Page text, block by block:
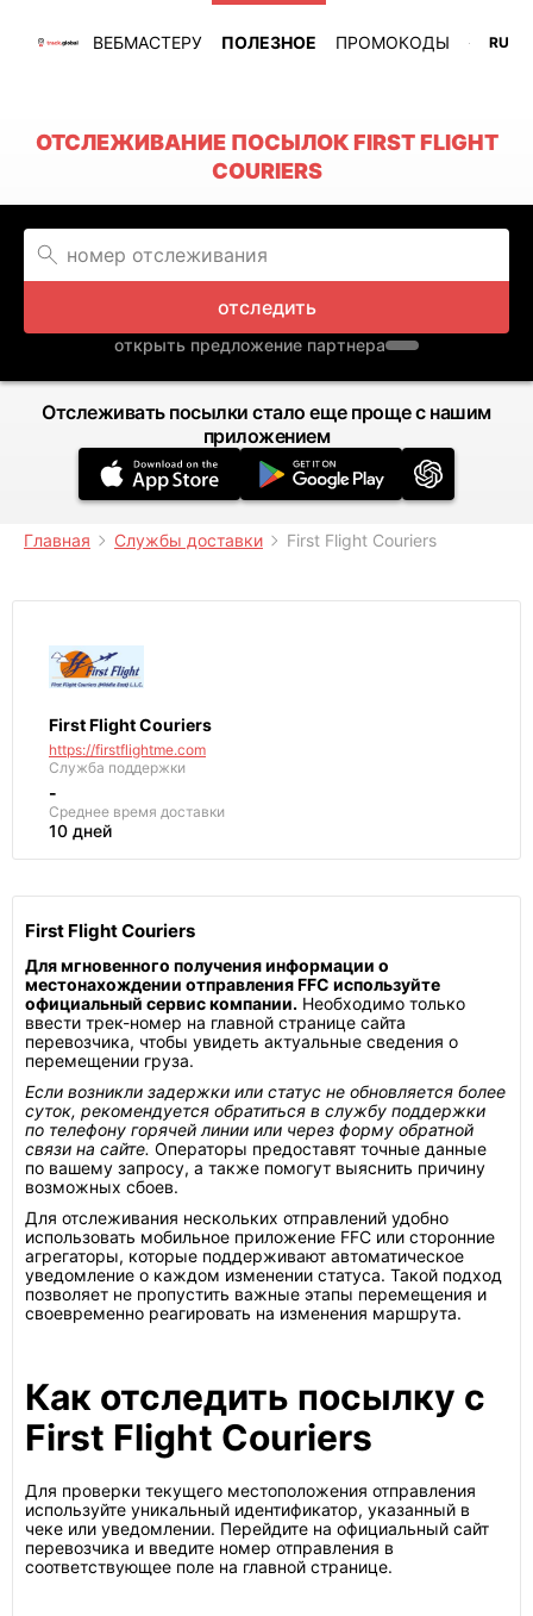
ВЕБМАСТЕРУ ПОЛЕЗНОЕ ПРОМОКОДЫ RU
ОТСЛЕЖИВАНИЕ ПОСЫЛОК FIRST FLIGHT
COURIERS
отследить
открыть предложение партнера
Отслеживать посылки стало еще проще с нашим
приложением
Главная Службы доставки First Flight Couriers
First Flight Couriers
https://firstflightme.com
Служба поддержки
-
Среднее время доставки
10 дней
First Flight Couriers
Для мгновенного получения информации о
местонахождении отправления FFC используйте
официальный сервис компании. Необходимо только
ввести трек-номер на главной странице сайта
перевозчика, чтобы увидеть актуальные сведения о
перемещении груза.
Если возникли задержки или статус не обновляется более
суток, рекомендуется обратиться в службу поддержки
по телефону горячей линии или через форму обратной
связи на сайте. Операторы предоставят точные данные
по вашему запросу, а также помогут выяснить причину
возможных сбоев.
Для отслеживания нескольких отправлений удобно
использовать мобильное приложение FFC или сторонние
агрегаторы, которые поддерживают автоматическое
уведомление о каждом изменении статуса. Такой подход
позволяет не пропустить важные этапы перемещения и
своевременно реагировать на изменения маршрута.
Как отследить посылку с
First Flight Couriers
Для проверки текущего местоположения отправления
используйте уникальный идентификатор, указанный в
чеке или уведомлении. Перейдите на официальный сайт
перевозчика и введите номер отправления в
соответствующее поле на главной странице.